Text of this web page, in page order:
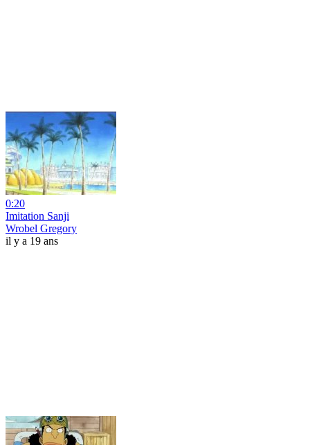
0:20
Imitation Sanji
Wrobel Gregory
il y a 19 ans